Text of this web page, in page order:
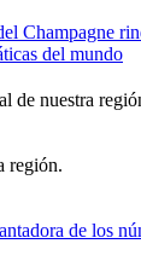
Champagne
del mundo
de nuestra
región.
de los